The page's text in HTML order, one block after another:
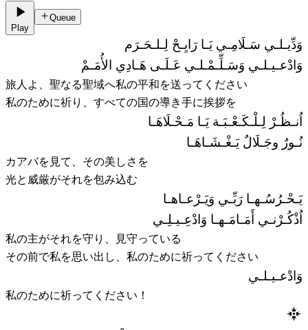
Play
Queue
وَدِّيـلـي سَـلَامِـي يَـا رَايِـحْ لِـلـحَـرَم
وَادْعـيـلـي وَسَـلِّـمْـلـي عَـلَـى هَـادِي الأُمَـمْ
旅人よ、聖なる聖域へ私の平和を送ってください
私のために祈り、すべての国の導き手に挨拶を
اُنـظُـرْ لِـلْـكَـعْـبَـة يَـا مَـحْـلَاهَـا
نُـورٌ وجَـلَالٌ يَـغْـشَـاهَـا
カアバを見て、その美しさを
光と威厳がそれを包み込む
يَـحْـرُسُـهـا رَبِّـي وَيَـرْعـاهـا
اُذْكُـرْنـي أَمَـامَـهـا وَادْعِـيـلِـي
私の主がそれを守り、見守っている
その前で私を思い出し、私のために祈ってください
وَادْعـيـلـي
私のために祈ってください！